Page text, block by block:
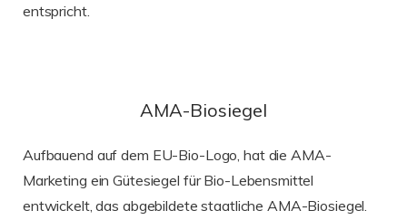
entspricht.
AMA-Biosiegel
Aufbauend auf dem EU-Bio-Logo, hat die AMA-
Marketing ein Gütesiegel für Bio-Lebensmittel
entwickelt, das abgebildete staatliche AMA-Biosiegel.